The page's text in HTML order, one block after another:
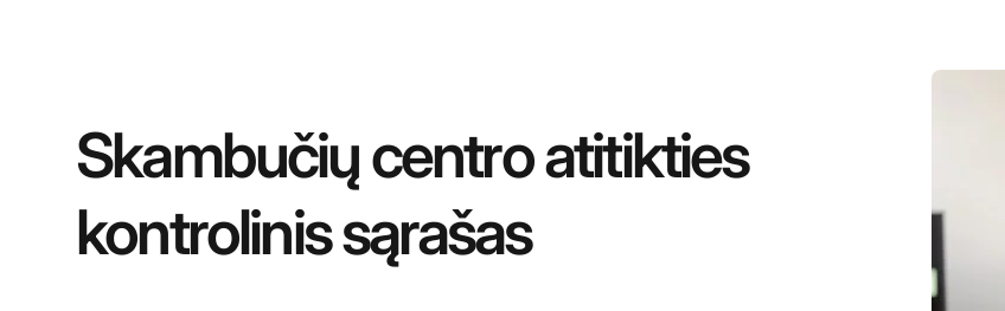
Skambučių centro atitikties
kontrolinis sąrašas